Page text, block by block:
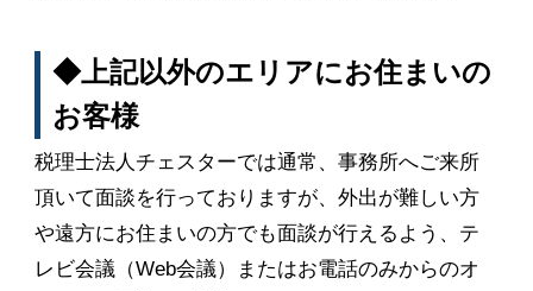
◆上記以外のエリアにお住まいの
お客様
税理士法人チェスターでは通常、事務所へご来所
頂いて面談を行っておりますが、外出が難しい方
や遠方にお住まいの方でも面談が行えるよう、テ
レビ会議（Web会議）またはお電話のみからのオ